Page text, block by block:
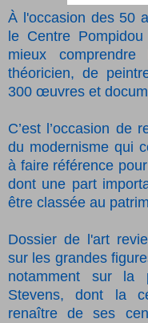
À l'occasion des 50
le Centre
mieux
théoricien, de
300 œuvres et
C’est l’occasion de
du modernisme qui
à faire référence
dont une part
être classée au
Dossier de l'art
sur les grandes
notamment sur la
Stevens, dont la
renaître de ses